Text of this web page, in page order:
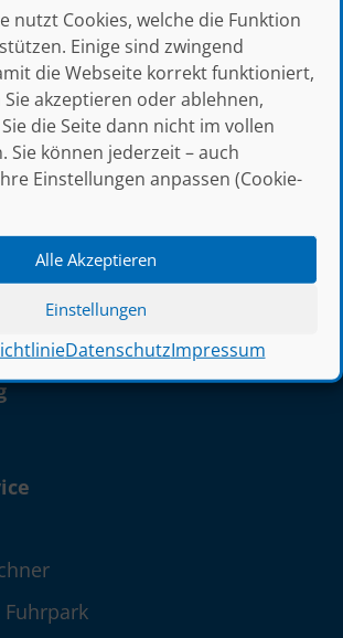
nutzt Cookies, welche die Funktion
Einige sind zwingend
die Webseite korrekt funktioniert,
akzeptieren oder ablehnen,
die Seite dann nicht im vollen
Sie können jederzeit – auch
Einstellungen anpassen (Cookie-
Alle Akzeptieren
Einstellungen
DatenschutzImpressum
Uhr
Uhr
Aluminium